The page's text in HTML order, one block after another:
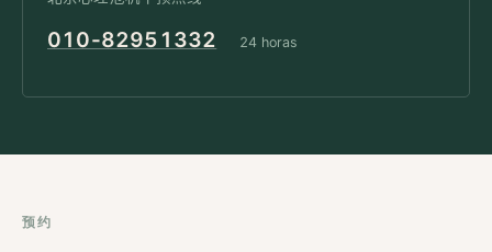
010-82951332 24 horas
预约